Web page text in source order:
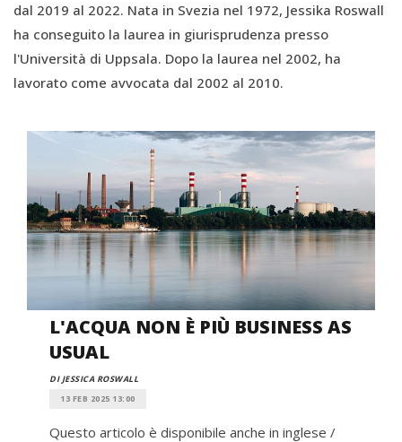
dal 2019 al 2022. Nata in Svezia nel 1972, Jessika Roswall
ha conseguito la laurea in giurisprudenza presso
l'Università di Uppsala. Dopo la laurea nel 2002, ha
lavorato come avvocata dal 2002 al 2010.
L'ACQUA NON È PIÙ BUSINESS AS
USUAL
DI JESSICA ROSWALL
13 FEB 2025 13:00
Questo articolo è disponibile anche in inglese /